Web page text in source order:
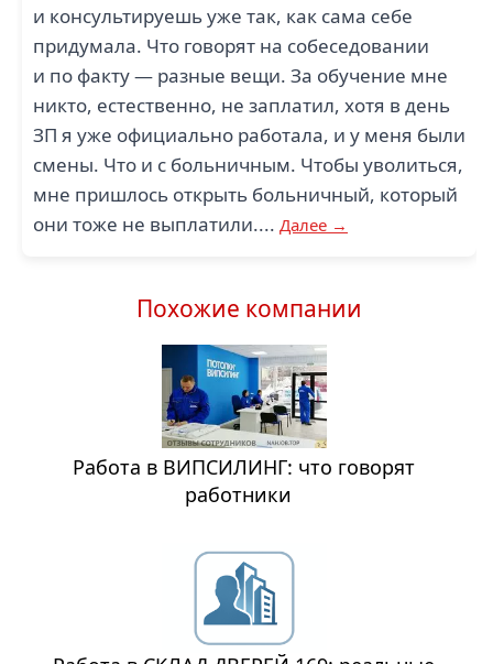
и консультируешь уже так, как сама себе
придумала. Что говорят на собеседовании
и по факту — разные вещи. За обучение мне
никто, естественно, не заплатил, хотя в день
ЗП я уже официально работала, и у меня были
смены. Что и с больничным. Чтобы уволиться,
мне пришлось открыть больничный, который
они тоже не выплатили.... Далее →
Похожие компании
Работа в ВИПСИЛИНГ: что говорят
работники